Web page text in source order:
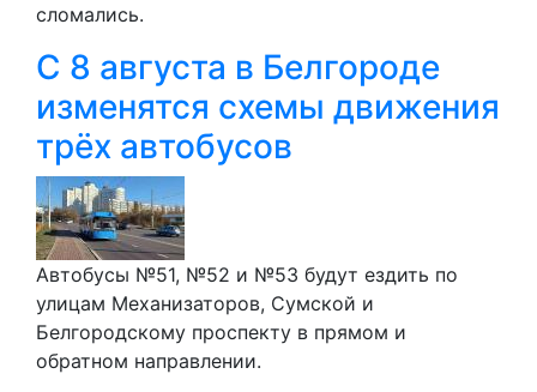
сломались.
С 8 августа в Белгороде
изменятся схемы движения
трёх автобусов
Автобусы №51, №52 и №53 будут ездить по
улицам Механизаторов, Сумской и
Белгородскому проспекту в прямом и
обратном направлении.